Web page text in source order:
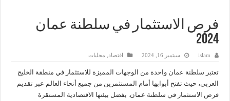
فرص الاستثمار في سلطنة عمان
2024
islam سبتمبر 16, 2024 اقتصاد محليات
تعتبر سلطنة عمان واحدة من الوجهات المميزة للاستثمار في منطقة الخليج
العربي، حيث تفتح أبوابها أمام المستثمرين من جميع أنحاء العالم عبر تقديم
فرص الاستثمار في سلطنة عمان. بفضل بيئتها الاقتصادية المستقرة